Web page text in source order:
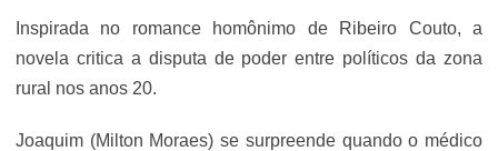
Inspirada no romance homônimo de Ribeiro Couto, a
novela critica a disputa de poder entre políticos da zona
rural nos anos 20.
Joaquim (Milton Moraes) se surpreende quando o médico